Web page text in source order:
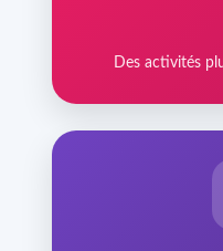
Des activités